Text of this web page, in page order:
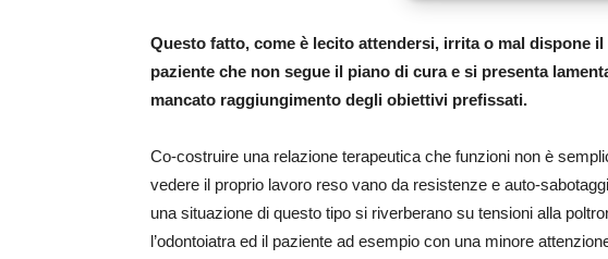
Questo fatto, come è lecito attendersi, irrita o mal dispone
paziente che non segue il piano di cura e si presenta
mancato raggiungimento degli obiettivi prefissati.
Co-costruire una relazione terapeutica che funzioni non è
vedere il proprio lavoro reso vano da resistenze e auto-
una situazione di questo tipo si riverberano su tensioni alla
l’odontoiatra ed il paziente ad esempio con una minore